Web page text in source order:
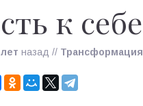
к себе
назад // Трансформация